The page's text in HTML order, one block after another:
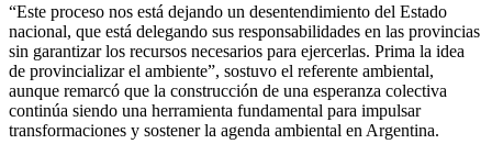
“Este proceso nos está dejando un desentendimiento del Estado
nacional, que está delegando sus responsabilidades en las provincias
sin garantizar los recursos necesarios para ejercerlas. Prima la idea
de provincializar el ambiente”, sostuvo el referente ambiental,
aunque remarcó que la construcción de una esperanza colectiva
continúa siendo una herramienta fundamental para impulsar
transformaciones y sostener la agenda ambiental en Argentina.